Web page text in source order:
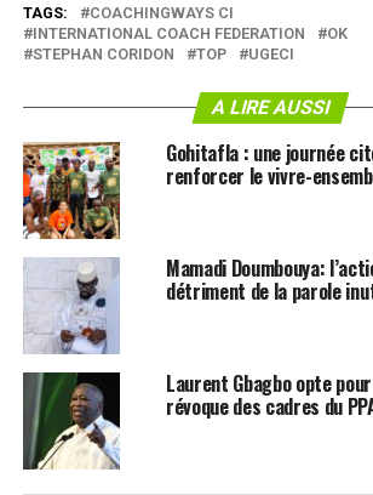
TAGS:
COACHINGWAYS CI
INTERNATIONAL COACH FEDERATION
OK
STEPHAN CORIDON
TOP UGECI
A LIRE AUSSI
Gohitafla : une journée
renforcer le vivre-
Mamadi Doumbouya:
détriment de la parole
Laurent Gbagbo opte
révoque des cadres du